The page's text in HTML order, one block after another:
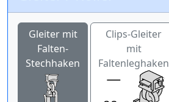
Gleiter mit
Falten-
Stechhaken
Clips-Gleiter
mit
Faltenleghaken